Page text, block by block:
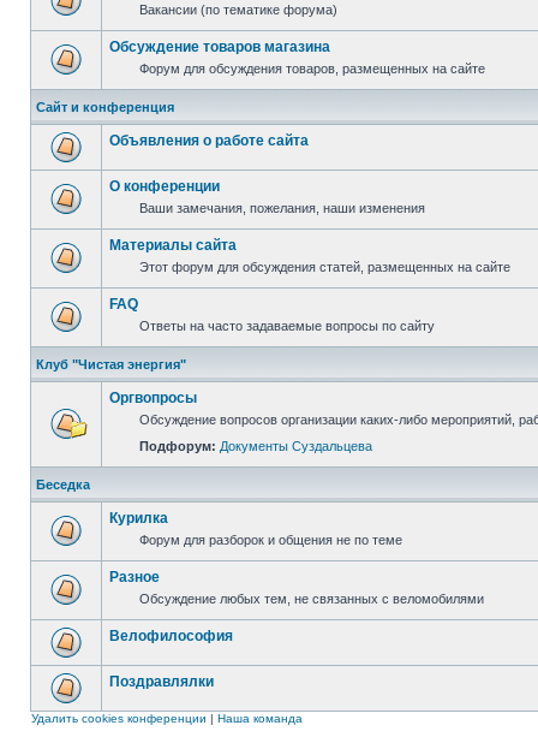
Вакансии (по тематике форума)
Обсуждение товаров магазина
Форум для обсуждения товаров, размещенных на сайте
Сайт и конференция
Объявления о работе сайта
О конференции
Ваши замечания, пожелания, наши изменения
Материалы сайта
Этот форум для обсуждения статей, размещенных на сайте
FAQ
Ответы на часто задаваемые вопросы по сайту
Клуб "Чистая энергия"
Оргвопросы
Обсуждение вопросов организации каких-либо мероприятий,
Подфорум: Документы Суздальцева
Беседка
Курилка
Форум для разборок и общения не по теме
Разное
Обсуждение любых тем, не связанных с веломобилями
Велофилософия
Поздравлялки
Удалить cookies конференции | Наша команда